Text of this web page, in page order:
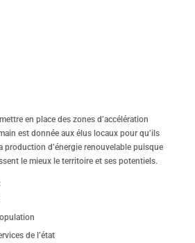
en place des zones d’accélération
est donnée aux élus locaux pour qu’ils
production d’énergie renouvelable puisque
le mieux le territoire et ses potentiels.
de l’état